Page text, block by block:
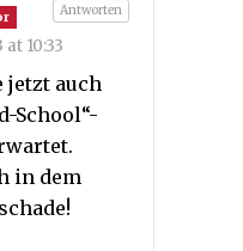
at 10:33
jetzt auch
School“-
in dem
Antworten